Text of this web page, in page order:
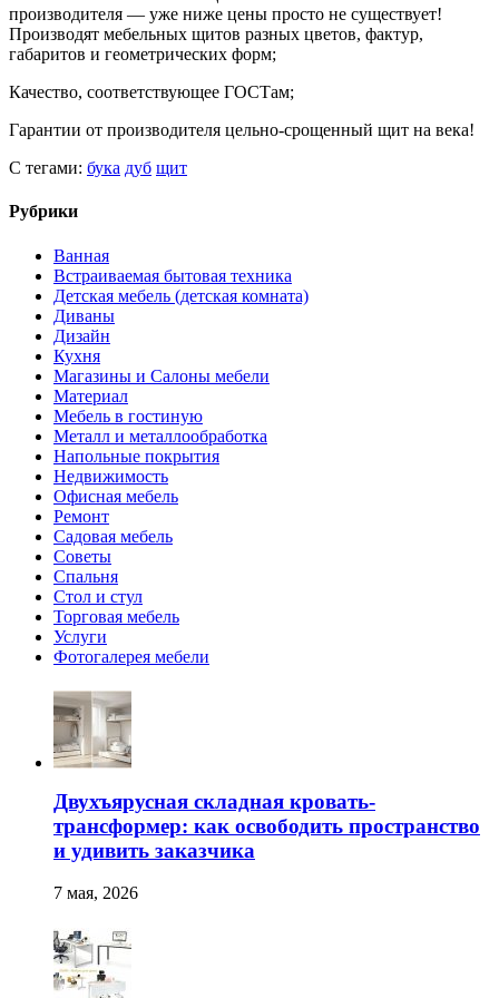
производителя — уже ниже цены просто не существует!
Производят мебельных щитов разных цветов, фактур,
габаритов и геометрических форм;
Качество, соответствующее ГОСТам;
Гарантии от производителя цельно-срощенный щит на века!
С тегами: бука дуб щит
Рубрики
Ванная
Встраиваемая бытовая техника
Детская мебель (детская комната)
Диваны
Дизайн
Кухня
Магазины и Салоны мебели
Материал
Мебель в гостиную
Металл и металлообработка
Напольные покрытия
Недвижимость
Офисная мебель
Ремонт
Садовая мебель
Советы
Спальня
Стол и стул
Торговая мебель
Услуги
Фотогалерея мебели
Двухъярусная складная кровать-
трансформер: как освободить пространство
и удивить заказчика
7 мая, 2026